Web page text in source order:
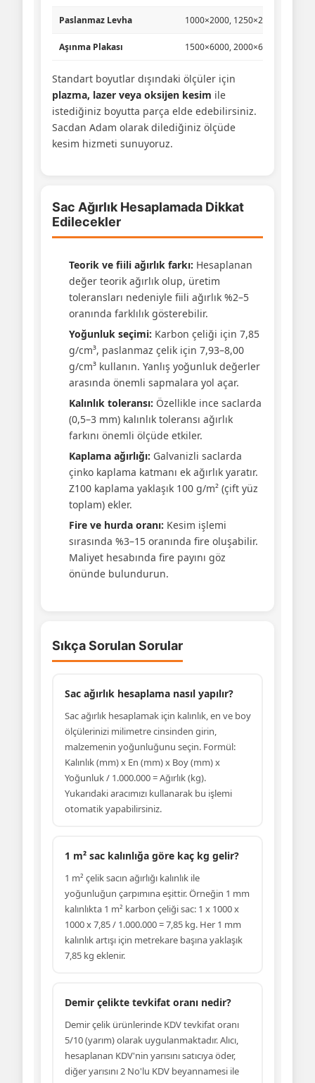
Paslanmaz Levha 1000×2000, 1250×2500,
Aşınma Plakası 1500×6000, 2000×6000,
Standart boyutlar dışındaki ölçüler için
plazma, lazer veya oksijen kesim ile
istediğiniz boyutta parça elde edebilirsiniz.
Sacdan Adam olarak dilediğiniz ölçüde
kesim hizmeti sunuyoruz.
Sac Ağırlık Hesaplamada Dikkat
Edilecekler
Teorik ve fiili ağırlık farkı: Hesaplanan
değer teorik ağırlık olup, üretim
toleransları nedeniyle fiili ağırlık %2–5
oranında farklılık gösterebilir.
Yoğunluk seçimi: Karbon çeliği için 7,85
g/cm³, paslanmaz çelik için 7,93–8,00
g/cm³ kullanın. Yanlış yoğunluk değerler
arasında önemli sapmalara yol açar.
Kalınlık toleransı: Özellikle ince saclarda
(0,5–3 mm) kalınlık toleransı ağırlık
farkını önemli ölçüde etkiler.
Kaplama ağırlığı: Galvanizli saclarda
çinko kaplama katmanı ek ağırlık yaratır.
Z100 kaplama yaklaşık 100 g/m² (çift yüz
toplam) ekler.
Fire ve hurda oranı: Kesim işlemi
sırasında %3–15 oranında fire oluşabilir.
Maliyet hesabında fire payını göz
önünde bulundurun.
Sıkça Sorulan Sorular
Sac ağırlık hesaplama nasıl yapılır?
Sac ağırlık hesaplamak için kalınlık, en ve boy
ölçülerinizi milimetre cinsinden girin,
malzemenin yoğunluğunu seçin. Formül:
Kalınlık (mm) x En (mm) x Boy (mm) x
Yoğunluk / 1.000.000 = Ağırlık (kg).
Yukarıdaki aracımızı kullanarak bu işlemi
otomatik yapabilirsiniz.
1 m² sac kalınlığa göre kaç kg gelir?
1 m² çelik sacın ağırlığı kalınlık ile
yoğunluğun çarpımına eşittir. Örneğin 1 mm
kalınlıkta 1 m² karbon çeliği sac: 1 x 1000 x
1000 x 7,85 / 1.000.000 = 7,85 kg. Her 1 mm
kalınlık artışı için metrekare başına yaklaşık
7,85 kg eklenir.
Demir çelikte tevkifat oranı nedir?
Demir çelik ürünlerinde KDV tevkifat oranı
5/10 (yarım) olarak uygulanmaktadır. Alıcı,
hesaplanan KDV'nin yarısını satıcıya öder,
diğer yarısını 2 No'lu KDV beyannamesi ile